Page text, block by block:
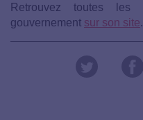
Retrouvez toutes les
gouvernement sur son site.